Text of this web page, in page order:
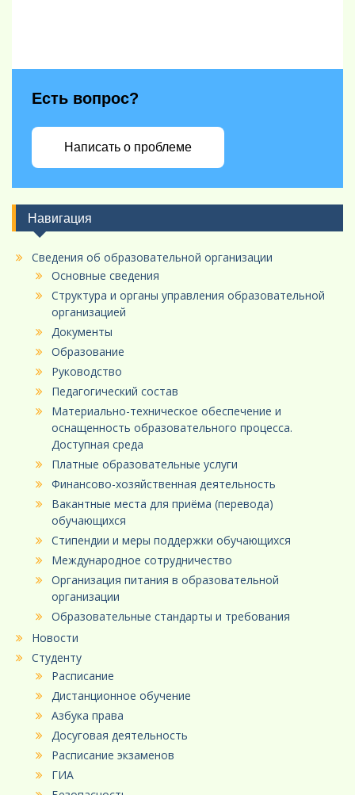
Есть вопрос?
Написать о проблеме
Навигация
Сведения об образовательной организации
Основные сведения
Структура и органы управления образовательной
организацией
Документы
Образование
Руководство
Педагогический состав
Материально-техническое обеспечение и
оснащенность образовательного процесса.
Доступная среда
Платные образовательные услуги
Финансово-хозяйственная деятельность
Вакантные места для приёма (перевода)
обучающихся
Стипендии и меры поддержки обучающихся
Международное сотрудничество
Организация питания в образовательной
организации
Образовательные стандарты и требования
Новости
Студенту
Расписание
Дистанционное обучение
Азбука права
Досуговая деятельность
Расписание экзаменов
ГИА